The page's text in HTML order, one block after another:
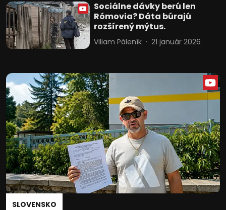
Sociálne dávky berú len
Rómovia? Dáta búrajú
rozšírený mýtus.
Viliam Páleník 21 január 2026
SLOVENSKO